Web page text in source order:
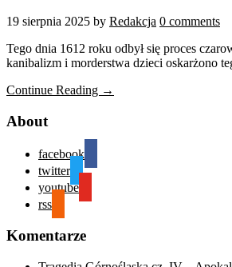
19 sierpnia 2025 by Redakcja 0 comments
Tego dnia 1612 roku odbył się proces
kanibalizm i morderstwa dzieci oskarżono
Continue Reading →
About
facebook
twitter
youtube
rss
Komentarze